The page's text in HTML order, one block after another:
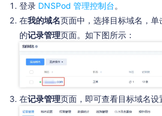
登录 DNSPod 管理控制台。
在我的域名页面中，选择目标域名，单
的记录管理页面。如下图所示：
在记录管理页面，即可查看目标域名设